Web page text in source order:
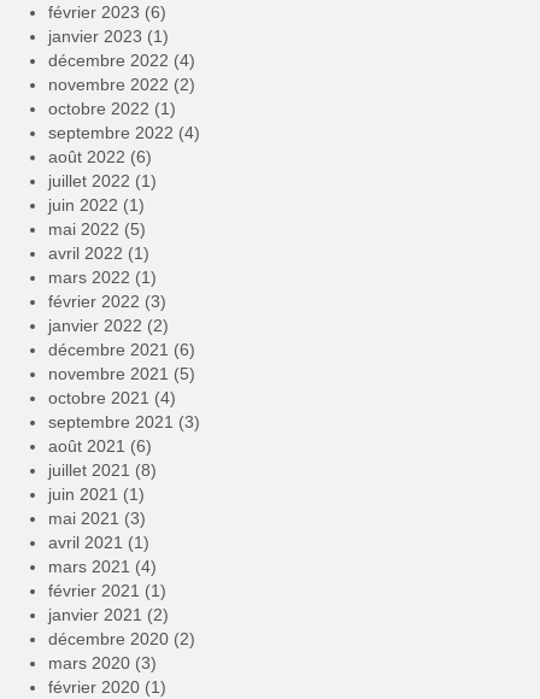
février 2023 (6)
janvier 2023 (1)
décembre 2022 (4)
novembre 2022 (2)
octobre 2022 (1)
septembre 2022 (4)
août 2022 (6)
juillet 2022 (1)
juin 2022 (1)
mai 2022 (5)
avril 2022 (1)
mars 2022 (1)
février 2022 (3)
janvier 2022 (2)
décembre 2021 (6)
novembre 2021 (5)
octobre 2021 (4)
septembre 2021 (3)
août 2021 (6)
juillet 2021 (8)
juin 2021 (1)
mai 2021 (3)
avril 2021 (1)
mars 2021 (4)
février 2021 (1)
janvier 2021 (2)
décembre 2020 (2)
mars 2020 (3)
février 2020 (1)